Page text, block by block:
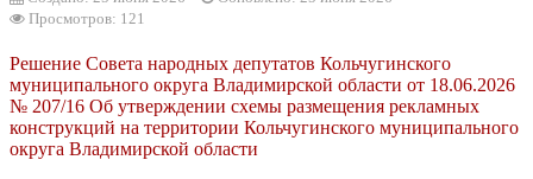
Просмотров: 121
Решение Совета народных депутатов Кольчугинского
муниципального округа Владимирской области от 18.06.2026
№ 207/16 Об утверждении схемы размещения рекламных
конструкций на территории Кольчугинского муниципального
округа Владимирской области